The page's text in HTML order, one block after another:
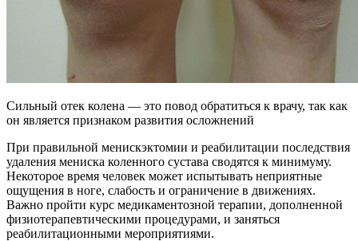
Сильный отек колена — это повод обратиться к врачу, так как
он является признаком развития осложнений
При правильной менискэктомии и реабилитации последствия
удаления мениска коленного сустава сводятся к минимуму.
Некоторое время человек может испытывать неприятные
ощущения в ноге, слабость и ограничение в движениях.
Важно пройти курс медикаментозной терапии, дополненной
физиотерапевтическими процедурами, и заняться
реабилитационными мероприятиями.